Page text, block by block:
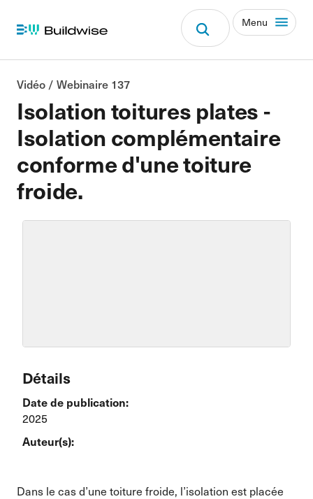
Menu
Isolation toitures plates -
Isolation complémentaire
conforme d'une toiture
froide.
Vidéo / Webinaire 137
Détails
Date de publication:
2025
Auteur(s):
Dans le cas d’une toiture froide, l’isolation est placée